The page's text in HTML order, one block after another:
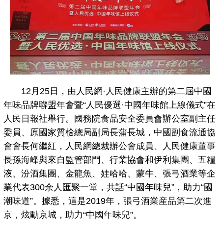
12月25日，由人民網·人民健康主辦的第二屆中國
年味品牌聯盟年會暨“人民優選·中國年味館上線儀式”在
人民日報社舉行。國務院食品安全委員會辦公室副主任
委員、原國家質檢總局副局長蒲長城，中國副食流通協
會會長何繼紅，人民網總裁辦公會成員、人民健康董事
長孫海峰與來自監管部門、行業協會和伊利集團、五糧
液、汾酒集團、金龍魚、娃哈哈、蒙牛、張弓酒業等企
業代表300余人匯聚一堂，共話“中國年味兒”，助力“國
潮味道”。據悉，這是2019年，張弓酒業産品第二次進
京，炫動京城，助力“中國年味兒”。